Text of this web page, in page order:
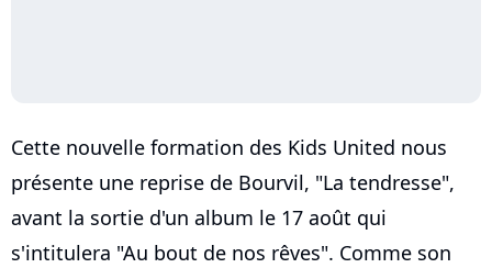
Cette nouvelle formation des Kids United nous
présente une reprise de Bourvil, "La tendresse",
avant la sortie d'un album le 17 août qui
s'intitulera "Au bout de nos rêves". Comme son